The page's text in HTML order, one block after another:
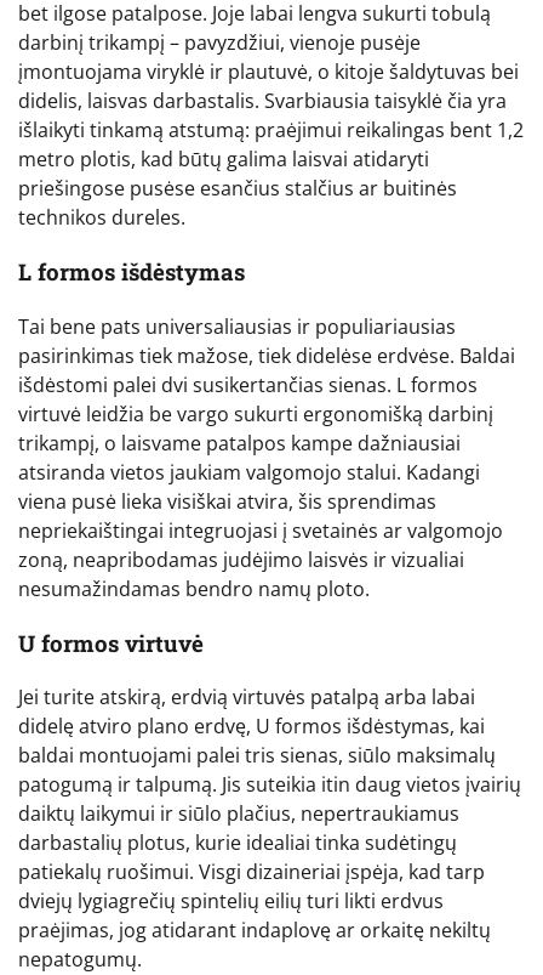
bet ilgose patalpose. Joje labai lengva sukurti tobulą
darbinį trikampį – pavyzdžiui, vienoje pusėje
įmontuojama viryklė ir plautuvė, o kitoje šaldytuvas bei
didelis, laisvas darbastalis. Svarbiausia taisyklė čia yra
išlaikyti tinkamą atstumą: praėjimui reikalingas bent 1,2
metro plotis, kad būtų galima laisvai atidaryti
priešingose pusėse esančius stalčius ar buitinės
technikos dureles.
L formos išdėstymas
Tai bene pats universaliausias ir populiariausias
pasirinkimas tiek mažose, tiek didelėse erdvėse. Baldai
išdėstomi palei dvi susikertančias sienas. L formos
virtuvė leidžia be vargo sukurti ergonomišką darbinį
trikampį, o laisvame patalpos kampe dažniausiai
atsiranda vietos jaukiam valgomojo stalui. Kadangi
viena pusė lieka visiškai atvira, šis sprendimas
nepriekaištingai integruojasi į svetainės ar valgomojo
zoną, neapribodamas judėjimo laisvės ir vizualiai
nesumažindamas bendro namų ploto.
U formos virtuvė
Jei turite atskirą, erdvią virtuvės patalpą arba labai
didelę atviro plano erdvę, U formos išdėstymas, kai
baldai montuojami palei tris sienas, siūlo maksimalų
patogumą ir talpumą. Jis suteikia itin daug vietos įvairių
daiktų laikymui ir siūlo plačius, nepertraukiamus
darbastalių plotus, kurie idealiai tinka sudėtingų
patiekalų ruošimui. Visgi dizaineriai įspėja, kad tarp
dviejų lygiagrečių spintelių eilių turi likti erdvus
praėjimas, jog atidarant indaplovę ar orkaitę nekiltų
nepatogumų.